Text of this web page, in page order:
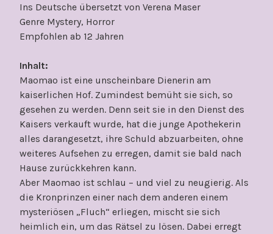
Ins Deutsche übersetzt von Verena Maser
Genre Mystery, Horror
Empfohlen ab 12 Jahren
Inhalt:
Maomao ist eine unscheinbare Dienerin am
kaiserlichen Hof. Zumindest bemüht sie sich, so
gesehen zu werden. Denn seit sie in den Dienst des
Kaisers verkauft wurde, hat die junge Apothekerin
alles darangesetzt, ihre Schuld abzuarbeiten, ohne
weiteres Aufsehen zu erregen, damit sie bald nach
Hause zurückkehren kann.
Aber Maomao ist schlau – und viel zu neugierig. Als
die Kronprinzen einer nach dem anderen einem
mysteriösen „Fluch“ erliegen, mischt sie sich
heimlich ein, um das Rätsel zu lösen. Dabei erregt